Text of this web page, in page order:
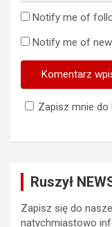
Notify me of
Notify me of
Zapisz mnie do
Ruszył
Zapisz się do
natychmiastowo